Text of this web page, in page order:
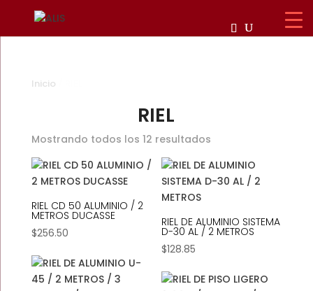
Inicio
RIEL
Mostrando todos los 12 resultados
RIEL CD 50 ALUMINIO / 2
METROS DUCASSE
$256.50
RIEL DE ALUMINIO SISTEMA
D-30 AL / 2 METROS
$128.85